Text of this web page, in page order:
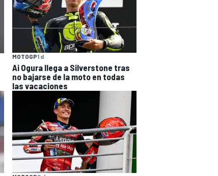
MOTOGP1 d
Ai Ogura llega a Silverstone tras
no bajarse de la moto en todas
las vacaciones